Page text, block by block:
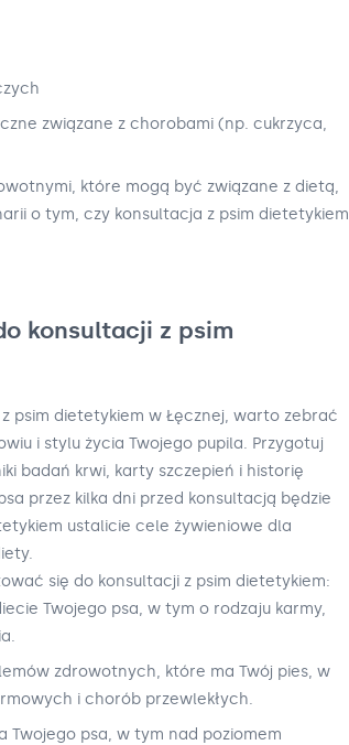
związane z chorobami (np. cukrzyca,
które mogą być związane z dietą,
o tym, czy konsultacja z psim dietetykiem
konsultacji z psim
psim dietetykiem w Łęcznej, warto zebrać
i stylu życia Twojego pupila. Przygotuj
badań krwi, karty szczepień i historię
przez kilka dni przed konsultacją będzie
ustalicie cele żywieniowe dla
się do konsultacji z psim dietetykiem:
Twojego psa, w tym o rodzaju karmy,
zdrowotnych, które ma Twój pies, w
i chorób przewlekłych.
Twojego psa, w tym nad poziomem